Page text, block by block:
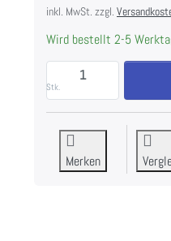
inkl. MwSt. zzgl.
Wird bestellt 2-5
Stk.
WESCO
Merken